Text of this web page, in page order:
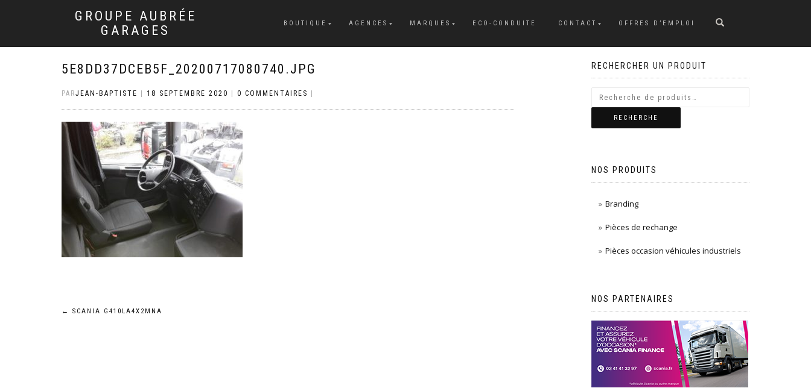
GROUPE AUBRÉE
GARAGES
BOUTIQUE AGENCES MARQUES ECO-CONDUITE CONTACT OFFRES D’EMPLOI
5E8DD37DCEB5F_20200717080740.JPG
PARJEAN-BAPTISTE 18 SEPTEMBRE 2020 0 COMMENTAIRES
Navigation
← SCANIA G410LA4X2MNA
RECHERCHER UN PRODUIT
RECHERCHE
NOS PRODUITS
Branding
Pièces de rechange
Pièces occasion véhicules industriels
NOS PARTENAIRES